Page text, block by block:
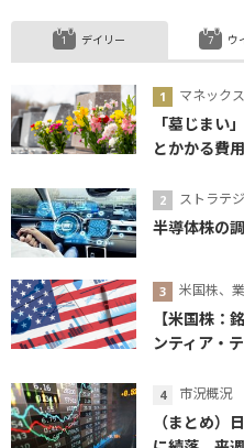
デイリー
マネック
「墓じまい
とかかる費
ストラテ
半導体株の
米国株、
【米国株：
ンティア・
市況概況
（まとめ）
ウ